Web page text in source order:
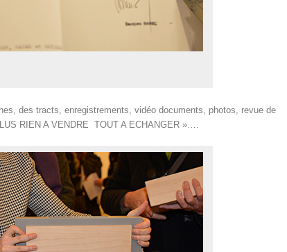
des tracts, enregistrements, vidéo documents, photos, revue de
RIEN A VENDRE TOUT A ECHANGER »….